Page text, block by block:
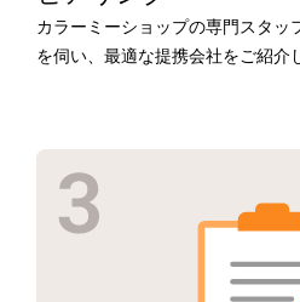
カラーミーショップの専門スタッ
を伺い、最適な提携会社をご紹介